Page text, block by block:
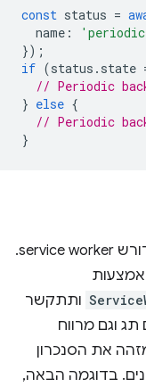
const status =
name :
});
if (status . state
// Periodic
} else {
// Periodic
}
כמו שכבר צוין, סנכרון תקופתי ברקע דורש service worker.
ותתקשר
וגם מרווח
את הסנכרון
בדוגמה הבאה,